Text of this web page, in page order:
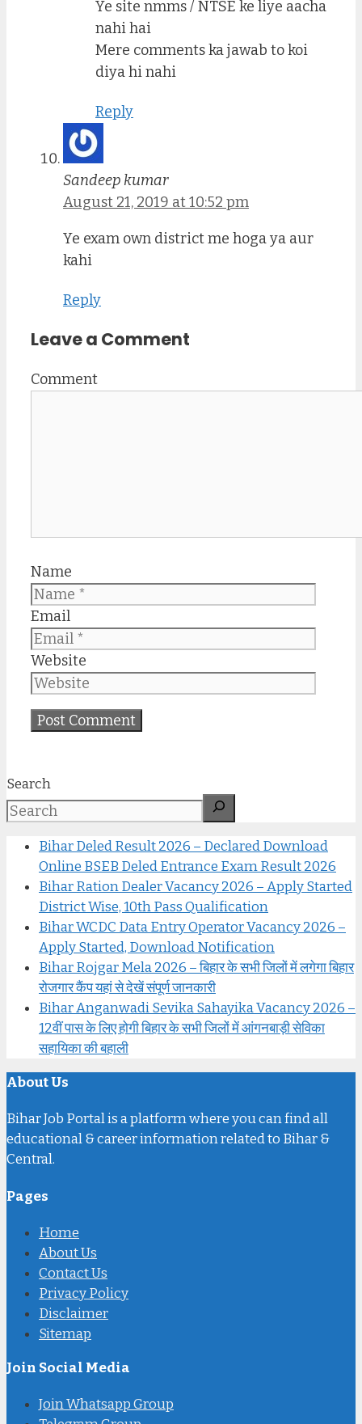
Ye site nmms / NTSE ke liye aacha
nahi hai
Mere comments ka jawab to koi
diya hi nahi
Reply
Sandeep kumar
August 21, 2019 at 10:52 pm
Ye exam own district me hoga ya aur
kahi
Reply
Leave a Comment
Comment
Name
Email
Website
Search
Bihar Deled Result 2026 – Declared Download
Online BSEB Deled Entrance Exam Result 2026
Bihar Ration Dealer Vacancy 2026 – Apply Started
District Wise, 10th Pass Qualification
Bihar WCDC Data Entry Operator Vacancy 2026 –
Apply Started, Download Notification
Bihar Rojgar Mela 2026 – बिहार के सभी जिलों में लगेगा बिहार
रोजगार कैंप यहां से देखें संपूर्ण जानकारी
Bihar Anganwadi Sevika Sahayika Vacancy 2026 –
12वीं पास के लिए होगी बिहार के सभी जिलों में आंगनबाड़ी सेविका
सहायिका की बहाली
About Us
Bihar Job Portal is a platform where you can find all
educational & career information related to Bihar &
Central.
Pages
Home
About Us
Contact Us
Privacy Policy
Disclaimer
Sitemap
Join Social Media
Join Whatsapp Group